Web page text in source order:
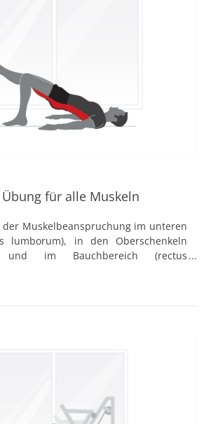
für alle Muskeln
Muskelbeanspruchung im unteren
lumborum), in den Oberschenkeln
und im Bauchbereich (rectus
ohne zusätzliches Gerät leicht und